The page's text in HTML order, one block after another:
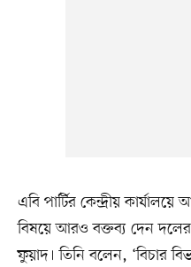
এবি পার্টির কেন্দ্রীয়
বিষয়ে আরও বক্তব্য দেন
ফুয়াদ। তিনি বলেন, ‘বিচার